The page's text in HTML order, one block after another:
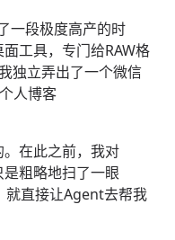
一段极度高产的时
工具，专门给RAW格
独立弄出了一个微信
人博客
在此之前，我对
粗略地扫了一眼
就直接让Agent去帮我